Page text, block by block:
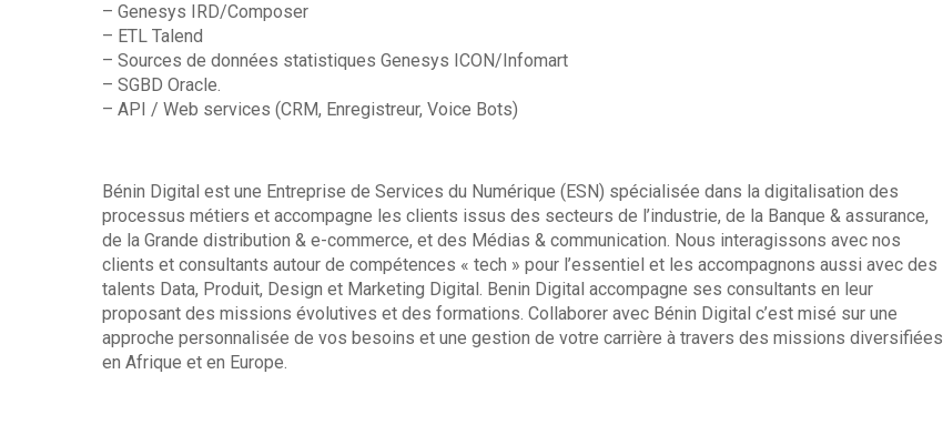
– Genesys IRD/Composer
– ETL Talend
– Sources de données statistiques Genesys ICON/Infomart
– SGBD Oracle.
– API / Web services (CRM, Enregistreur, Voice Bots)
Bénin Digital est une Entreprise de Services du Numérique (ESN) spécialisée dans la digitalisation des
processus métiers et accompagne les clients issus des secteurs de l’industrie, de la Banque & assurance,
de la Grande distribution & e-commerce, et des Médias & communication. Nous interagissons avec nos
clients et consultants autour de compétences « tech » pour l’essentiel et les accompagnons aussi avec des
talents Data, Produit, Design et Marketing Digital. Benin Digital accompagne ses consultants en leur
proposant des missions évolutives et des formations. Collaborer avec Bénin Digital c’est misé sur une
approche personnalisée de vos besoins et une gestion de votre carrière à travers des missions diversifiées
en Afrique et en Europe.